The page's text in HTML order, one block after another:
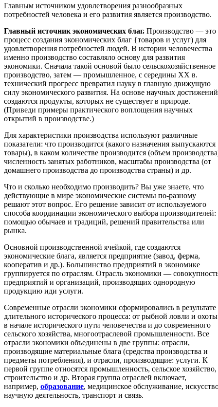
Главным источником удовлетворения разнообразных
потребностей человека и его развития является производство.
Главный источник экономических благ. Производство — это
процесс создания экономических благ {товаров и услуг) для
удовлетворения потребностей людей. В истории человечества
именно производство составляло основу для развития
экономики. Сначала такой основой было сельскохозяйственное
производство, затем — промышленное, с середины XX в.
технический прогресс превратил науку в главную движущую
силу экономического развития. На основе научных достижений
создаются продукты, которых не существует в природе.
(Приведи примеры практического воплощения научных
открытий в производстве.)
Для характеристики производства используют различные
показатели: что производится (какого назначения выпускаются
товары), в каком количестве производится (объем
численность занятых работников, масштабы производства (от
домашнего производства до производства страны) и др.
Что и сколько необходимо производить? Вы уже знаете, что
действующие в мире экономические системы по-разному
решают этот вопрос. Его решение зависит от используемого
способа координации экономического выбора производителей:
помощью обычаев и традиций, решений правительства или
рынка.
Основной производственной ячейкой, где создаются
экономические блага, является предприятие (завод, ферма,
кооператив и др.). Большинство предприятий в экономике
группируется по отраслям. Отрасль экономики —
предприятий и организаций, производящих однородную
продукцию иди услуги.
Современные отрасли экономики сформировались в результате
длительного исторического процесса: от рыбной ловли и охоты
в начале исторического пути человечества и до современного
сельского хозяйства, многоотраслевой промышленности. Все
отрасли экономики объединены в две группы: отрасли,
производящие материальные блага (средства производства и
предметы потребления), и отрасли, производящие: услуги. К
первой группе относятся промышленность, сельское хозяйство,
строительство и др. Вторая группа отраслей включает,
например, образование, медицинское обслуживание,
научную деятельность, транспорт и связь.